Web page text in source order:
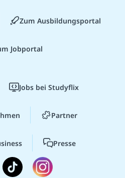
Zum Ausbildungsportal
Jobportal
Jobs bei Studyflix
Partner
Presse